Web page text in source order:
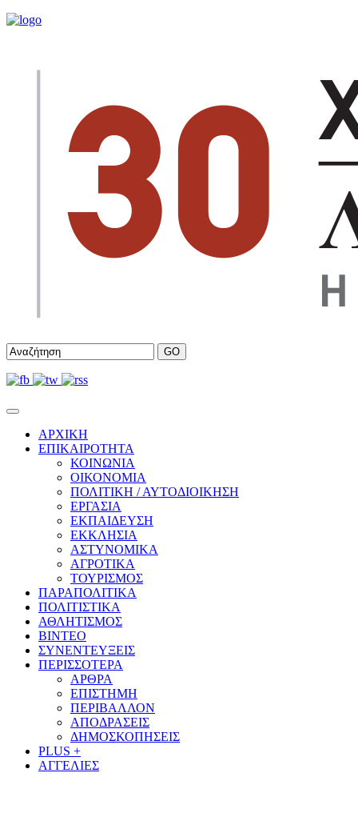
ΑΡΧΙΚΗ
ΕΠΙΚΑΙΡΟΤΗΤΑ
ΚΟΙΝΩΝΙΑ
ΟΙΚΟΝΟΜΙΑ
ΠΟΛΙΤΙΚΗ / ΑΥΤΟΔΙΟΙΚΗΣΗ
ΕΡΓΑΣΙΑ
ΕΚΠΑΙΔΕΥΣΗ
ΕΚΚΛΗΣΙΑ
ΑΣΤΥΝΟΜΙΚΑ
ΑΓΡΟΤΙΚΑ
ΤΟΥΡΙΣΜΟΣ
ΠΑΡΑΠΟΛΙΤΙΚΑ
ΠΟΛΙΤΙΣΤΙΚΑ
ΑΘΛΗΤΙΣΜΟΣ
ΒΙΝΤΕΟ
ΣΥΝΕΝΤΕΥΞΕΙΣ
ΠΕΡΙΣΣΟΤΕΡΑ
ΑΡΘΡΑ
ΕΠΙΣΤΗΜΗ
ΠΕΡΙΒΑΛΛΟΝ
ΑΠΟΔΡΑΣΕΙΣ
ΔΗΜΟΣΚΟΠΗΣΕΙΣ
PLUS +
ΑΓΓΕΛΙΕΣ